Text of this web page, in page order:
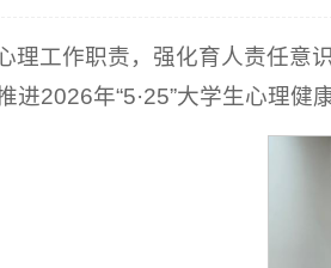
理工作职责，强化育人责任意
进2026年“5·25”大学生心理健